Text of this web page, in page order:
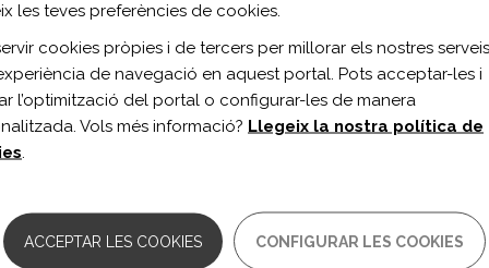
K, Anderson S, Lorca-Puls DL, Gajardo-Vidal A, Leff AP,
vol. 32 n. 9
09602011.2021.1944883
Outcome Scale (SASNOS)
of neurobehavioural disability amongst
in the community.
les teves preferències de cookies.
cookies pròpies i de tercers per millorar els nostres
de navegació en aquest portal. Pots acceptar-les i
l’optimització del portal o configurar-les de manera
Vols més informació? Llegeix la nostra política de
ACCEPTAR LES COOKIES CONFIGURAR LES COOKIES